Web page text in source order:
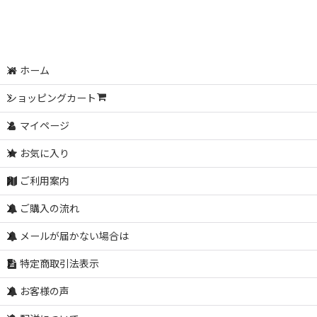
ホーム
ショッピングカート
マイページ
お気に入り
ご利用案内
ご購入の流れ
メールが届かない場合は
特定商取引法表示
お客様の声